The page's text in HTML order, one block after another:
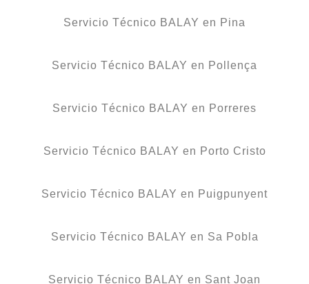
Servicio Técnico BALAY en Pina
Servicio Técnico BALAY en Pollença
Servicio Técnico BALAY en Porreres
Servicio Técnico BALAY en Porto Cristo
Servicio Técnico BALAY en Puigpunyent
Servicio Técnico BALAY en Sa Pobla
Servicio Técnico BALAY en Sant Joan